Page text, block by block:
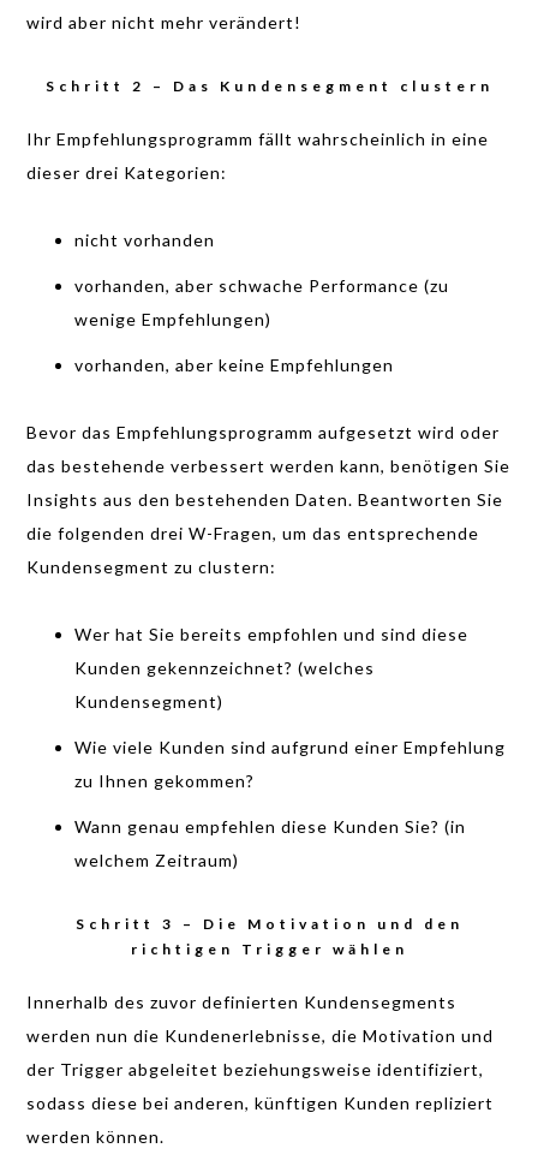
wird aber nicht mehr verändert!
Schritt 2 – Das Kundensegment clustern
Ihr Empfehlungsprogramm fällt wahrscheinlich in eine
dieser drei Kategorien:
nicht vorhanden
vorhanden, aber schwache Performance (zu
wenige Empfehlungen)
vorhanden, aber keine Empfehlungen
Bevor das Empfehlungsprogramm aufgesetzt wird oder
das bestehende verbessert werden kann, benötigen Sie
Insights aus den bestehenden Daten. Beantworten Sie
die folgenden drei W-Fragen, um das entsprechende
Kundensegment zu clustern:
Wer hat Sie bereits empfohlen und sind diese
Kunden gekennzeichnet? (welches
Kundensegment)
Wie viele Kunden sind aufgrund einer Empfehlung
zu Ihnen gekommen?
Wann genau empfehlen diese Kunden Sie? (in
welchem Zeitraum)
Schritt 3 – Die Motivation und den
richtigen Trigger wählen
Innerhalb des zuvor definierten Kundensegments
werden nun die Kundenerlebnisse, die Motivation und
der Trigger abgeleitet beziehungsweise identifiziert,
sodass diese bei anderen, künftigen Kunden repliziert
werden können.